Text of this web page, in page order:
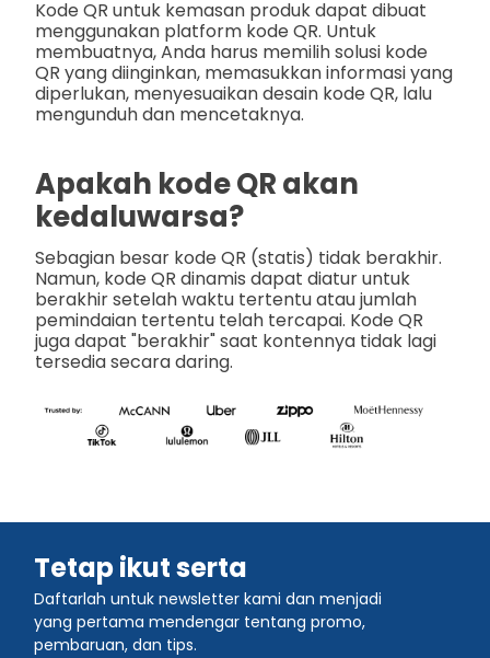
Kode QR untuk kemasan produk dapat dibuat
menggunakan platform kode QR. Untuk
membuatnya, Anda harus memilih solusi kode
QR yang diinginkan, memasukkan informasi yang
diperlukan, menyesuaikan desain kode QR, lalu
mengunduh dan mencetaknya.
Apakah kode QR akan
kedaluwarsa?
Sebagian besar kode QR (statis) tidak berakhir.
Namun, kode QR dinamis dapat diatur untuk
berakhir setelah waktu tertentu atau jumlah
pemindaian tertentu telah tercapai. Kode QR
juga dapat "berakhir" saat kontennya tidak lagi
tersedia secara daring.
Tetap ikut serta
Daftarlah untuk newsletter kami dan menjadi
yang pertama mendengar tentang promo,
pembaruan, dan tips.